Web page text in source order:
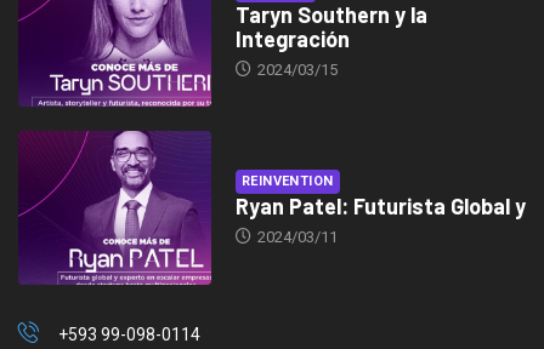
Taryn Southern y la
Integración
2024/03/15
REINVENTION
Ryan Patel: Futurista Global y
2024/03/11
+593 99-098-0114